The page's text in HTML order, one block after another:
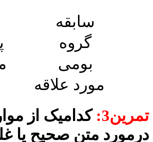
سابقه
گروه
بومی
مورد علاقه
تمرین3:
کدامیک از
متن صحیح یا